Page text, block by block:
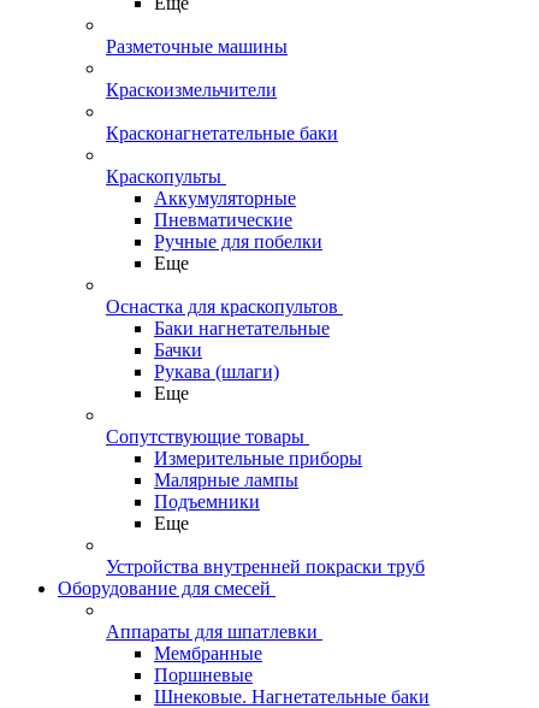
Разметочные машины
Краскоизмельчители
Красконагнетательные баки
Краскопульты
Аккумуляторные
Пневматические
Ручные для побелки
Еще
Оснастка для краскопультов
Баки нагнетательные
Бачки
Рукава (шлаги)
Еще
Сопутствующие товары
Измерительные приборы
Малярные лампы
Подъемники
Еще
Устройства внутренней покраски труб
Оборудование для смесей
Аппараты для шпатлевки
Мембранные
Поршневые
Шнековые. Нагнетательные баки